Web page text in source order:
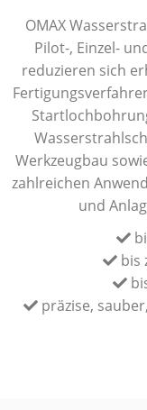
OMAX
Pilot-, Einzel-
reduzieren sich
Werkzeugbau
zahlreichen
und
bis
präzise,